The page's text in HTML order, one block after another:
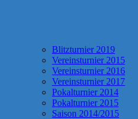
Blitzturnier 2019
Vereinsturnier 2015
Vereinsturnier 2016
Vereinsturnier 2017
Pokalturnier 2014
Pokalturnier 2015
Saison 2014/2015